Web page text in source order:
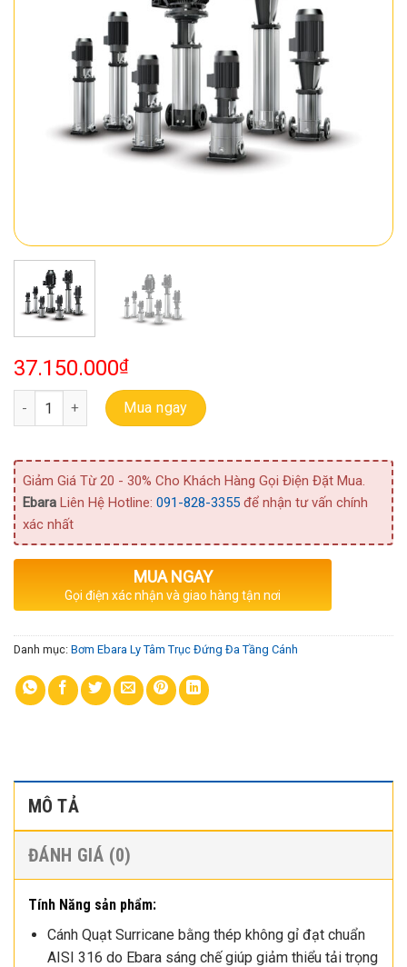
37.150.000₫
Bơm Đa Tầng Cánh Trục Đứng Ebara EVMS 20 2F5 Q1BEG E/3.0
Mua ngay
Giảm Giá Từ 20 - 30% Cho Khách Hàng Gọi Điện Đặt Mua.
Ebara Liên Hệ Hotline: 091-828-3355 để nhận tư vấn chính
xác nhất
MUA NGAY
Gọi điện xác nhận và giao hàng tận nơi
Danh mục: Bơm Ebara Ly Tâm Trục Đứng Đa Tầng Cánh
MÔ TẢ
ĐÁNH GIÁ (0)
Tính Năng sản phẩm:
Cánh Quạt Surricane bằng thép không gỉ đạt chuẩn
AISI 316 do Ebara sáng chế giúp giảm thiểu tải trọng